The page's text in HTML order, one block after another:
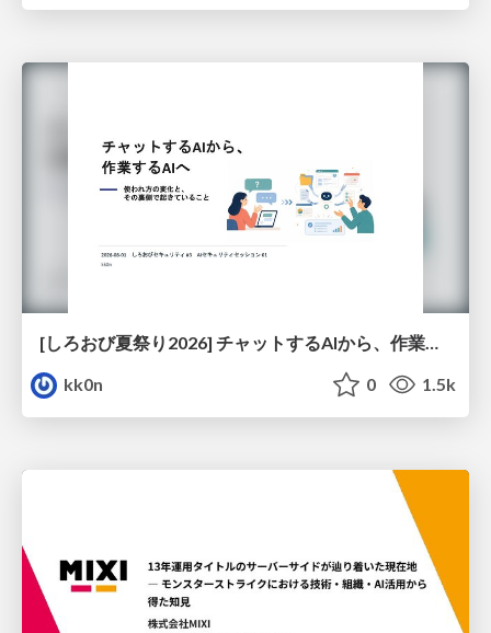
[しろおび夏祭り2026] チャットするAIから、作業するAIへ - 使われ方の変化と、その裏側で起きていること
kk0n
0 1.5k